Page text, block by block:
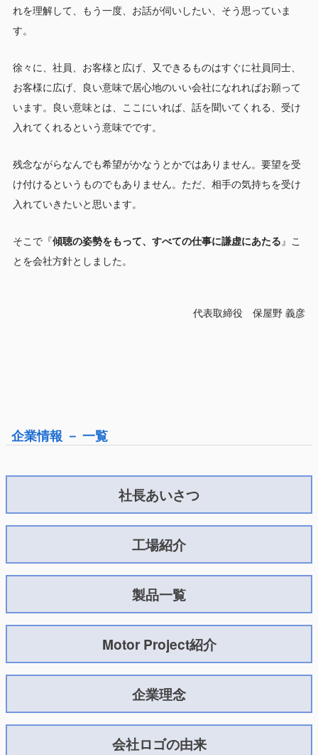
れを理解して、もう一度、お話が伺いしたい、そう思っていま
す。
徐々に、社員、お客様と広げ、又できるものはすぐに社員同士、
お客様に広げ、良い意味で居心地のいい会社になれればお願って
います。良い意味とは、ここにいれば、話を聞いてくれる、受け
入れてくれるという意味でです。
残念ながらなんでも希望がかなうとかではありません。要望を受
け付けるというものでもありません。ただ、相手の気持ちを受け
入れていきたいと思います。
そこで『傾聴の姿勢をもって、すべての仕事に謙虚にあたる 』こ
とを会社方針としました。
代表取締役 保屋野 義彦
企業情報 － 一覧
社長あいさつ
工場紹介
製品一覧
Motor Project紹介
企業理念
会社ロゴの由来